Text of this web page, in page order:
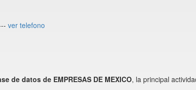
ver telefono
de datos de EMPRESAS DE MEXICO, la principal